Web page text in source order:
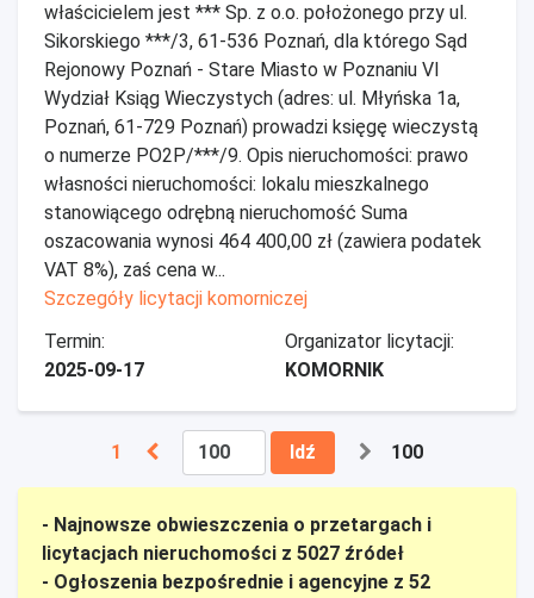
właścicielem jest *** Sp. z o.o. położonego przy ul.
Sikorskiego ***/3, 61-536 Poznań, dla którego Sąd
Rejonowy Poznań - Stare Miasto w Poznaniu VI
Wydział Ksiąg Wieczystych (adres: ul. Młyńska 1a,
Poznań, 61-729 Poznań) prowadzi księgę wieczystą
o numerze PO2P/***/9. Opis nieruchomości: prawo
własności nieruchomości: lokalu mieszkalnego
stanowiącego odrębną nieruchomość Suma
oszacowania wynosi 464 400,00 zł (zawiera podatek
VAT 8%), zaś cena w...
Szczegóły licytacji komorniczej
Termin:
2025-09-17
Organizator licytacji:
KOMORNIK
1 Idź 100
- Najnowsze obwieszczenia o przetargach i
licytacjach nieruchomości z 5027 źródeł
- Ogłoszenia bezpośrednie i agencyjne z 52